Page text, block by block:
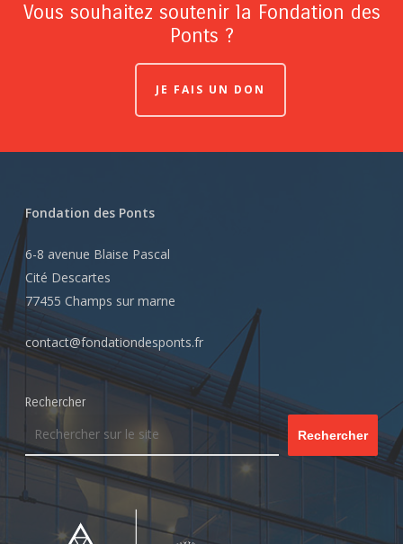
Vous souhaitez soutenir la Fondation des
Ponts ?
JE FAIS UN DON
Fondation des Ponts
6-8 avenue Blaise Pascal
Cité Descartes
77455 Champs sur marne
contact@fondationdesponts.fr
Rechercher
Rechercher